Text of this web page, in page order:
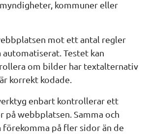
kommuner eller
mot ett antal regler
Testet kan
om bilder har textalternativ
korrekt kodade.
enbart kontrollerar ett
på webbplatsen. Samma och
förekomma på fler sidor än de